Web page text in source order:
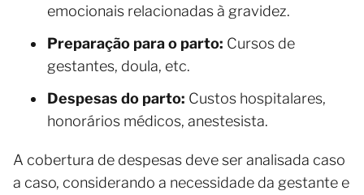
emocionais relacionadas à gravidez.
Preparação para o parto: Cursos de
gestantes, doula, etc.
Despesas do parto: Custos hospitalares,
honorários médicos, anestesista.
A cobertura de despesas deve ser analisada caso
a caso, considerando a necessidade da gestante e